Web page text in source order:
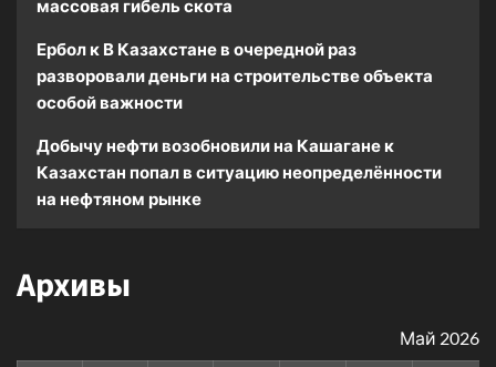
массовая гибель скота
Ербол к В Казахстане в очередной раз
разворовали деньги на строительстве объекта
особой важности
Добычу нефти возобновили на Кашагане к
Казахстан попал в ситуацию неопределённости
на нефтяном рынке
Архивы
Май 2026